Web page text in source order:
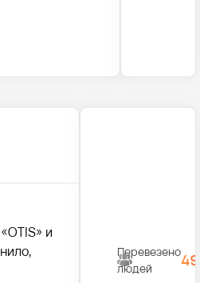
и
Перевезено
людей
495